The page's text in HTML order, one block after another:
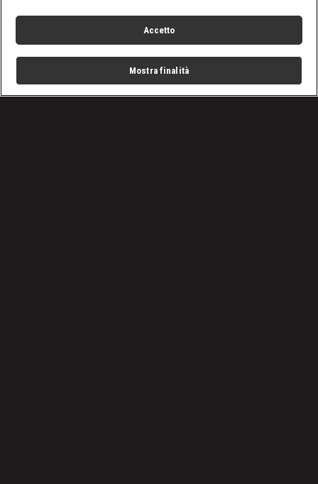
Accetto
Mostra finalità